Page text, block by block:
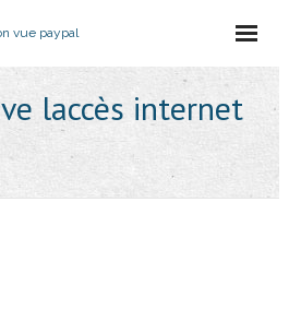
vue paypal
laccès internet